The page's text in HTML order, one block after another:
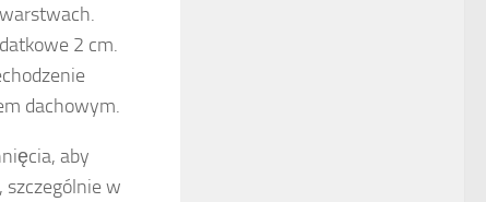
2 cm.
dachowym.
aby
szczególnie w